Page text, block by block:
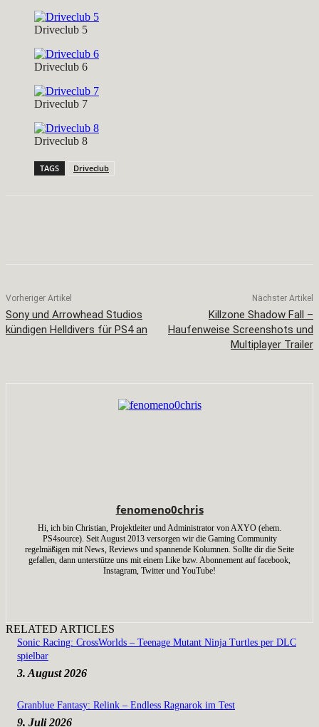
Driveclub 5
Driveclub 6
Driveclub 7
Driveclub 8
TAGS Driveclub
Vorheriger Artikel
Sony und Arrowhead Studios
kündigen Helldivers für PS4 an
Nächster Artikel
Killzone Shadow Fall –
Haufenweise Screenshots und
Multiplayer Trailer
fenomeno0chris
Hi, ich bin Christian, Projektleiter und Administrator von AXYO (ehem.
PS4source). Seit August 2013 versorgen wir die Gaming Community
regelmäßigen mit News, Reviews und spannende Kolumnen. Sollte dir die Seite
gefallen, dann unterstütze uns mit einem Like bzw. Abonnement auf facebook,
Instagram, Twitter und YouTube!
RELATED ARTICLES
Sonic Racing: CrossWorlds – Teenage Mutant Ninja Turtles per DLC
spielbar
3. August 2026
Granblue Fantasy: Relink – Endless Ragnarok im Test
9. Juli 2026